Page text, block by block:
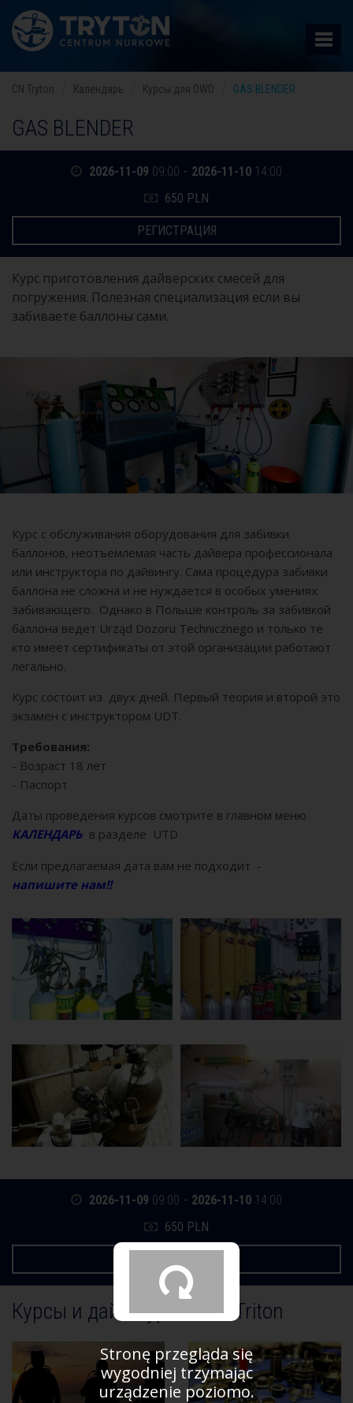
CN Tryton Календарь Курсы для OWD GAS BLENDER
GAS BLENDER
2026-11-09 09:00 - 2026-11-10 14:00
650 PLN
РЕГИСТРАЦИЯ
Курс приготовления дайверских смесей для
погружения. Полезная специализация если вы
забиваете баллоны сами.
Курс с обслуживания оборудования для забивки
баллонов, неотъемлемая часть дайвера профессионала
или инструктора по дайвингу. Сама процедура забивки
баллона не сложна и не нуждается в особых умениях
забивающего. Однако в Польше контроль за забивкой
баллона ведет Urząd Dozoru Technicznego и только те
кто имеет сертификаты от этой организации работают
легально.
Курс состоит из двух дней. Первый теория и второй это
экзамен с инструктором UDT.
Требования:
- Возраст 18 лет
- Паспорт
Даты проведения курсов смотрите в главном меню
КАЛЕНДАРЬ в разделе UTD
Если предлагаемая дата вам не подходит -
напишите нам!!
2026-11-09 09:00 - 2026-11-10 14:00
650 PLN
Курсы и дайв-туры в CN-Triton
Stronę przegląda się
wygodniej trzymając
urządzenie poziomo.